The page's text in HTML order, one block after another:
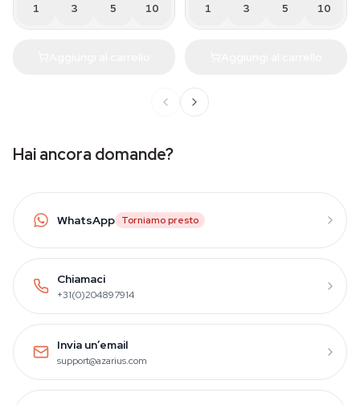
1 3 5 10 1 3 5 10
Hai ancora domande?
WhatsApp Torniamo presto
Chiamaci
+31(0)204897914
Invia un’email
support@azarius.com